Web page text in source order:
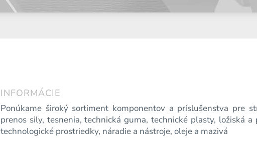
INFORMÁCIE
Ponúkame široký sortiment komponentov a príslušenstva pre
prenos sily, tesnenia, technická guma, technické plasty, ložiská a
technologické prostriedky, náradie a nástroje, oleje a mazivá